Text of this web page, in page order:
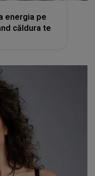
energia pe
căldura te